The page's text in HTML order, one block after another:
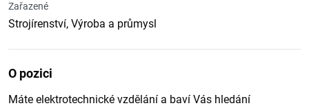
Zařazené
Strojírenství, Výroba a průmysl
O pozici
Máte elektrotechnické vzdělání a baví Vás hledání